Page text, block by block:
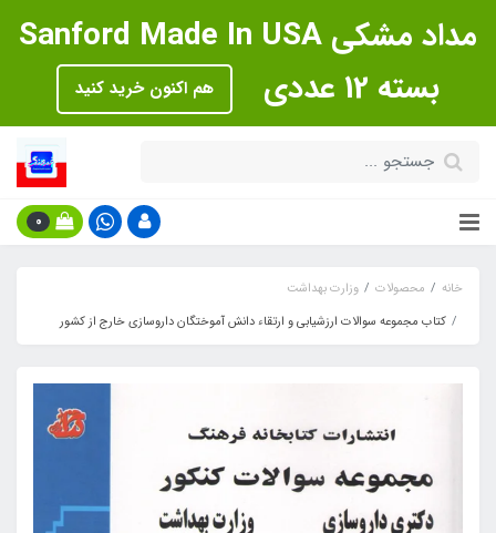
مداد مشکی Sanford Made In USA
بسته 12 عددی
هم اکنون خرید کنید
0
خانه محصولات
وزارت بهداشت
کتاب مجموعه سوالات ارزشیابی و ارتقاء دانش آموختگان داروسازی خارج از کشور